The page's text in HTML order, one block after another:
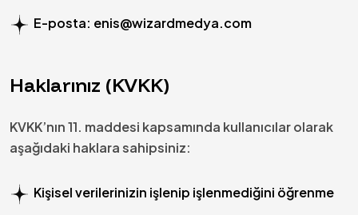
E-posta: enis@wizardmedya.com
Haklarınız (KVKK)
KVKK’nın 11. maddesi kapsamında kullanıcılar olarak
aşağıdaki haklara sahipsiniz:
Kişisel verilerinizin işlenip işlenmediğini öğrenme